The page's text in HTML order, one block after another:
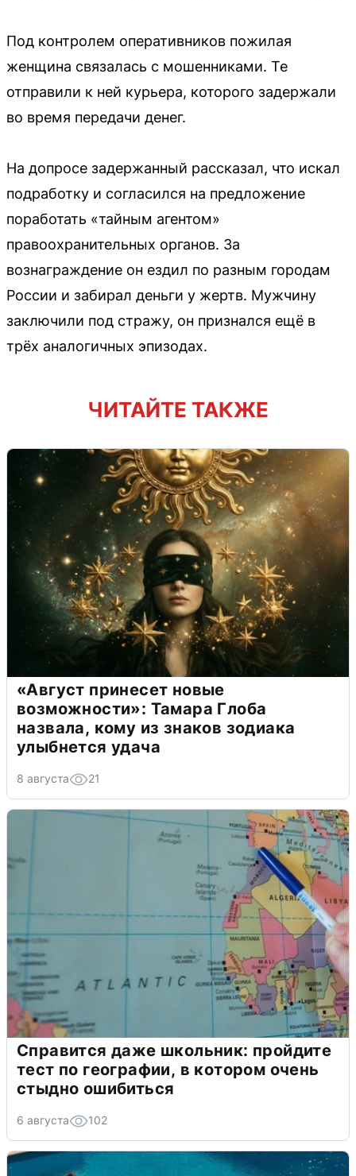
Под контролем оперативников пожилая
женщина связалась с мошенниками. Те
отправили к ней курьера, которого задержали
во время передачи денег.
На допросе задержанный рассказал, что искал
подработку и согласился на предложение
поработать «тайным агентом»
правоохранительных органов. За
вознаграждение он ездил по разным городам
России и забирал деньги у жертв. Мужчину
заключили под стражу, он признался ещё в
трёх аналогичных эпизодах.
ЧИТАЙТЕ ТАКЖЕ
«Август принесет новые
возможности»: Тамара Глоба
назвала, кому из знаков зодиака
улыбнется удача
8 августа 21
Справится даже школьник: пройдите
тест по географии, в котором очень
стыдно ошибиться
6 августа 102